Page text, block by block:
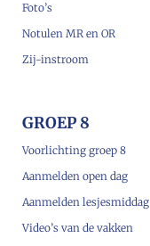
Foto’s
Notulen MR en OR
Zij-instroom
GROEP 8
Voorlichting groep 8
Aanmelden open dag
Aanmelden lesjesmiddag
Video’s van de vakken